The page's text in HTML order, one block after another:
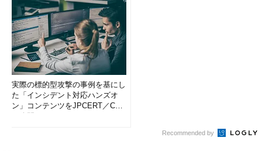
実際の標的型攻撃の事例を基にし
た「インシデント対応ハンズオ
ン」コンテンツをJPCERT／CC
Recommended by